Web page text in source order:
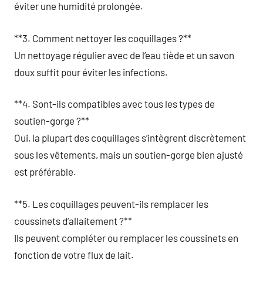
éviter une humidité prolongée.
**3. Comment nettoyer les coquillages ?**
Un nettoyage régulier avec de l’eau tiède et un savon
doux suffit pour éviter les infections.
**4. Sont-ils compatibles avec tous les types de
soutien-gorge ?**
Oui, la plupart des coquillages s’intègrent discrètement
sous les vêtements, mais un soutien-gorge bien ajusté
est préférable.
**5. Les coquillages peuvent-ils remplacer les
coussinets d’allaitement ?**
Ils peuvent compléter ou remplacer les coussinets en
fonction de votre flux de lait.